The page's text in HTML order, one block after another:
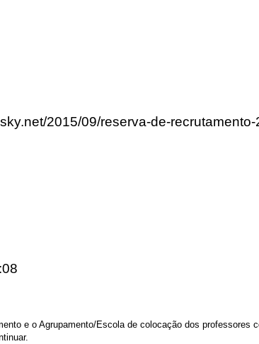
2015/09/reserva-de-recrutamento-
e o Agrupamento/Escola de colocação dos professores